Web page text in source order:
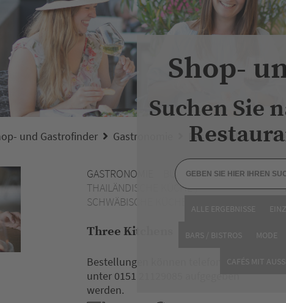
Shop-
Suchen Sie
ALLE ERGEBNISSE
BARS / BISTROS MODE
CAFÉS MIT
und Gastrofinder Gastronomie Restaurants
GASTRONOMIE
BURGER /
THAILÄNDISCHE KÜCHE /
SCHWÄBISCHE KÜCHE
Three Kitchens
Bestellungen können telefonisch
unter 0151 21129085 aufgegeben
werden.